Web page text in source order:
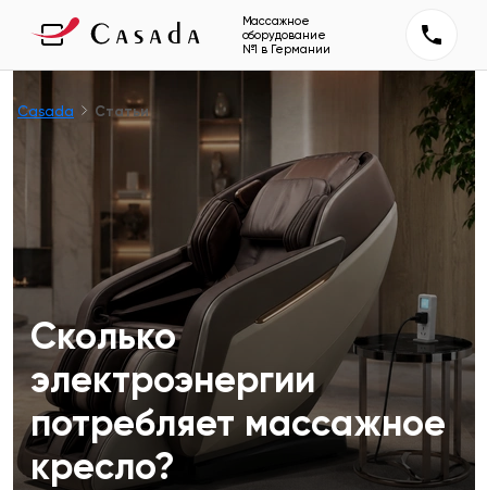
Массажное
оборудование
№1 в Германии
Casada Статьи
Сколько
электроэнергии
потребляет массажное
кресло?